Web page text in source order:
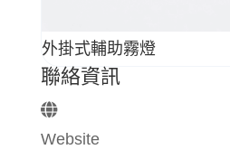
外掛式輔助霧燈
聯絡資訊
Website